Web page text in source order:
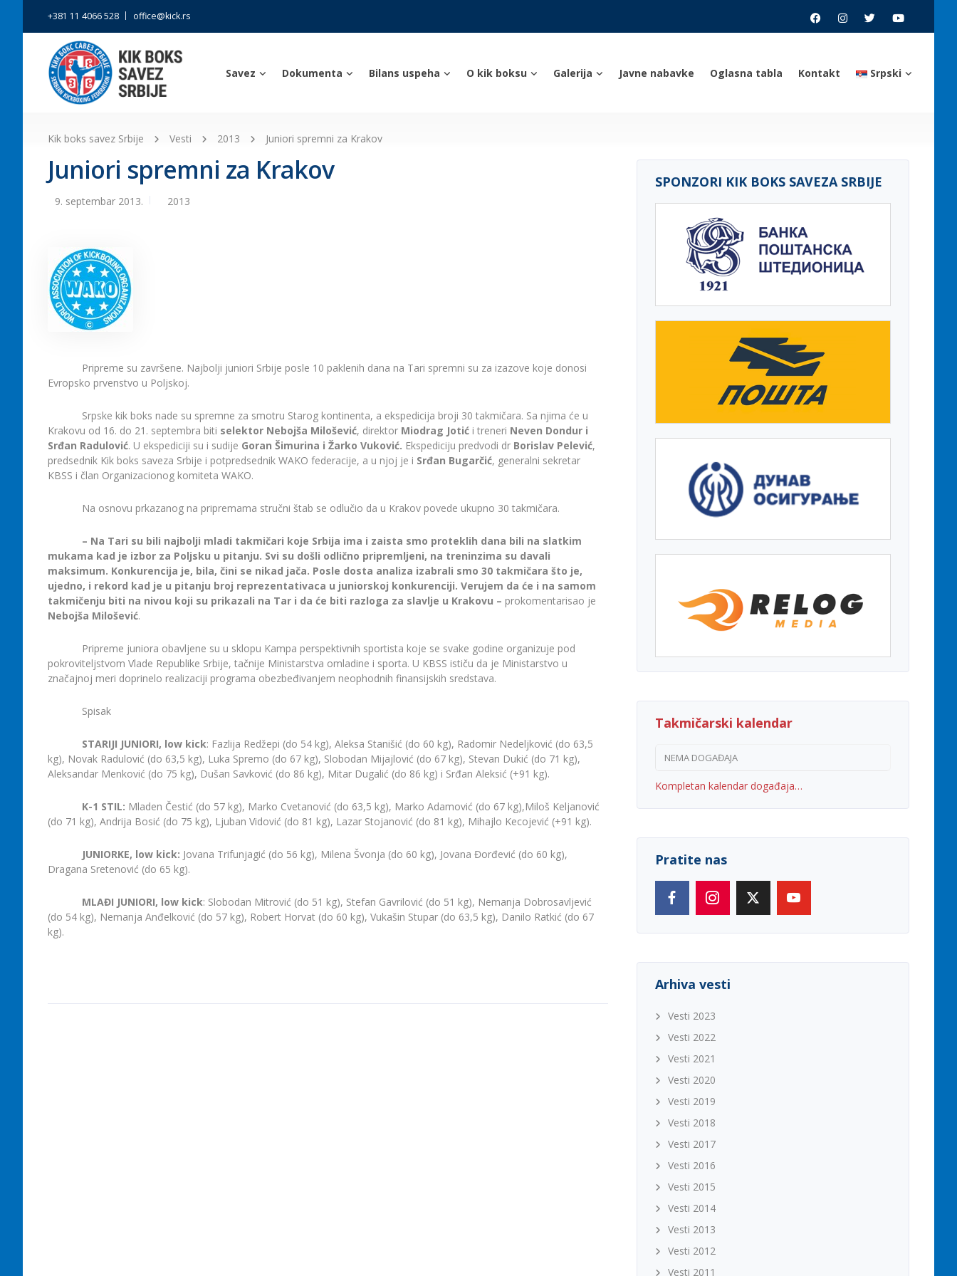
+381 11 4066 528 office@kick.rs
Savez Dokumenta Bilans uspeha O kik boksu Galerija Javne nabavke Oglasna tabla Kontakt Srpski
Kik boks savez Srbije Vesti 2013 Juniori spremni za Krakov
Juniori spremni za Krakov
9. septembar 2013. 2013
Pripreme su završene. Najbolji juniori Srbije posle 10 paklenih dana na Tari spremni su za izazove koje donosi
Evropsko prvenstvo u Poljskoj.
Srpske kik boks nade su spremne za smotru Starog kontinenta, a ekspedicija broji 30 takmičara. Sa njima će u
Krakovu od 16. do 21. septembra biti selektor Nebojša Milošević, direktor Miodrag Jotić i treneri Neven Dondur i
Srđan Radulović. U ekspediciji su i sudije Goran Šimurina i Žarko Vuković. Ekspediciju predvodi dr Borislav Pelević,
predsednik Kik boks saveza Srbije i potpredsednik WAKO federacije, a u njoj je i Srđan Bugarčić, generalni sekretar
KBSS i član Organizacionog komiteta WAKO.
Na osnovu prkazanog na pripremama stručni štab se odlučio da u Krakov povede ukupno 30 takmičara.
– Na Tari su bili najbolji mladi takmičari koje Srbija ima i zaista smo proteklih dana bili na slatkim
mukama kad je izbor za Poljsku u pitanju. Svi su došli odlično pripremljeni, na treninzima su davali
maksimum. Konkurencija je, bila, čini se nikad jača. Posle dosta analiza izabrali smo 30 takmičara što je,
ujedno, i rekord kad je u pitanju broj reprezentativaca u juniorskoj konkurenciji. Verujem da će i na samom
takmičenju biti na nivou koji su prikazali na Tar i da će biti razloga za slavlje u Krakovu – prokomentarisao je
Nebojša Milošević.
Pripreme juniora obavljene su u sklopu Kampa perspektivnih sportista koje se svake godine organizuje pod
pokroviteljstvom Vlade Republike Srbije, tačnije Ministarstva omladine i sporta. U KBSS ističu da je Ministarstvo u
značajnoj meri doprinelo realizaciji programa obezbeđivanjem neophodnih finansijskih sredstava.
Spisak
STARIJI JUNIORI, low kick: Fazlija Redžepi (do 54 kg), Aleksa Stanišić (do 60 kg), Radomir Nedeljković (do 63,5
kg), Novak Radulović (do 63,5 kg), Luka Spremo (do 67 kg), Slobodan Mijajlović (do 67 kg), Stevan Dukić (do 71 kg),
Aleksandar Menković (do 75 kg), Dušan Savković (do 86 kg), Mitar Dugalić (do 86 kg) i Srđan Aleksić (+91 kg).
K-1 STIL: Mladen Čestić (do 57 kg), Marko Cvetanović (do 63,5 kg), Marko Adamović (do 67 kg),Miloš Keljanović
(do 71 kg), Andrija Bosić (do 75 kg), Ljuban Vidović (do 81 kg), Lazar Stojanović (do 81 kg), Mihajlo Kecojević (+91 kg).
JUNIORKE, low kick: Jovana Trifunjagić (do 56 kg), Milena Švonja (do 60 kg), Jovana Đorđević (do 60 kg),
Dragana Sretenović (do 65 kg).
MLAĐI JUNIORI, low kick: Slobodan Mitrović (do 51 kg), Stefan Gavrilović (do 51 kg), Nemanja Dobrosavljević
(do 54 kg), Nemanja Anđelković (do 57 kg), Robert Horvat (do 60 kg), Vukašin Stupar (do 63,5 kg), Danilo Ratkić (do 67
kg).
SPONZORI KIK BOKS SAVEZA SRBIJE
Takmičarski kalendar
NEMA DOGAĐAJA
Kompletan kalendar događaja…
Pratite nas
Arhiva vesti
Vesti 2023
Vesti 2022
Vesti 2021
Vesti 2020
Vesti 2019
Vesti 2018
Vesti 2017
Vesti 2016
Vesti 2015
Vesti 2014
Vesti 2013
Vesti 2012
Vesti 2011